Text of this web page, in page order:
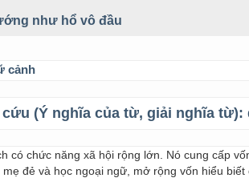
như hổ vô đầu
cảnh
(Ý nghĩa của từ, giải nghĩa từ):
có chức năng xã hội rộng lớn. Nó cung cấp
mẹ đẻ và học ngoại ngữ, mở rộng vốn hiểu